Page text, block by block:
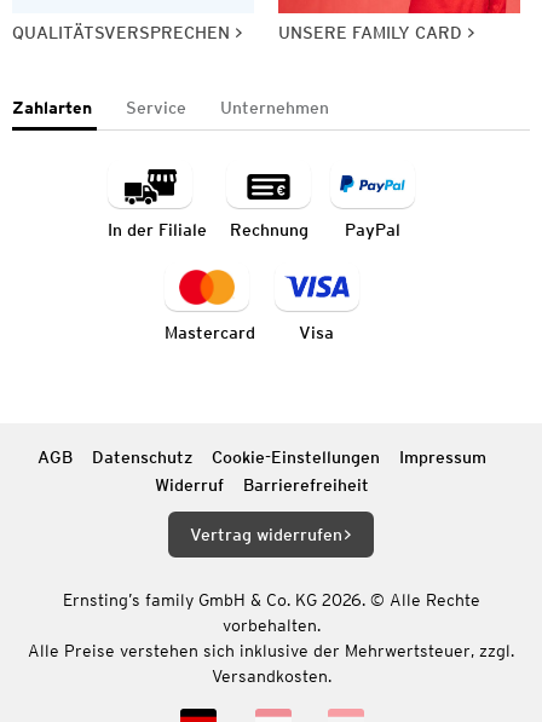
QUALITÄTSVERSPRECHEN UNSERE FAMILY CARD
Zahlarten Service Unternehmen
In der Filiale Rechnung PayPal
Mastercard Visa
AGB Datenschutz Cookie-Einstellungen
Impressum
Widerruf
Barrierefreiheit
Vertrag widerrufen
Ernsting’s family GmbH & Co. KG 2026. © Alle Rechte
vorbehalten.
Alle Preise verstehen sich inklusive der Mehrwertsteuer, zzgl.
Versandkosten.